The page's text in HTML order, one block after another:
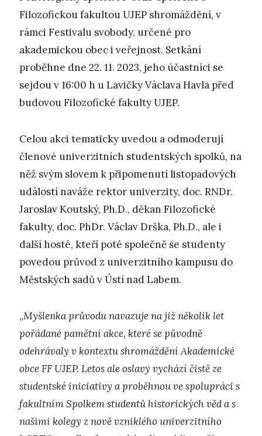
Filozofickou fakultou UJEP shromáždění, v
rámci Festivalu svobody, určené pro
akademickou obec i veřejnost. Setkání
proběhne dne 22. 11. 2023, jeho účastníci se
sejdou v 16:00 h u Lavičky Václava Havla před
budovou Filozofické fakulty UJEP.
Celou akci tematicky uvedou a odmoderují
členové univerzitních studentských spolků, na
něž svým slovem k připomenutí listopadových
událostí naváže rektor univerzity, doc. RNDr.
Jaroslav Koutský, Ph.D., děkan Filozofické
fakulty, doc. PhDr. Václav Drška, Ph.D., ale i
další hosté, kteří poté společně se studenty
povedou průvod z univerzitního kampusu do
Městských sadů v Ústí nad Labem.
„Myšlenka průvodu navazuje na již několik let
pořádané pamětní akce, které se původně
odehrávaly v kontextu shromáždění Akademické
obce FF UJEP. Letos ale oslavy vychází čistě ze
studentské iniciativy a proběhnou ve spolupráci s
fakultním Spolkem studentů historických věd a s
našimi kolegy z nově vzniklého univerzitního